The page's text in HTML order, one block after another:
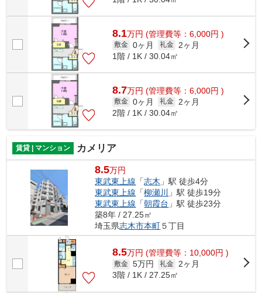
8.1万円 (管理費等：6,000円 )
敷金 0ヶ月 礼金
2ヶ月
1階 / 1K / 30.04㎡
8.7万円 (管理費等：6,000円 )
敷金 0ヶ月 礼金
2ヶ月
2階 / 1K / 30.04㎡
賃貸 | マンション カメリア
8.5万円
東武東上線 「志木 」駅 徒歩4分
東武東上線 「柳瀬川
」駅 徒歩19分
東武東上線 「朝霞台 」駅 徒歩23分
築8年 / 27.25㎡
埼玉県志木市本町５丁目
8.5万円 (管理費等：10,000円 )
敷金 5万円 礼金 2ヶ月
3階 / 1K / 27.25㎡